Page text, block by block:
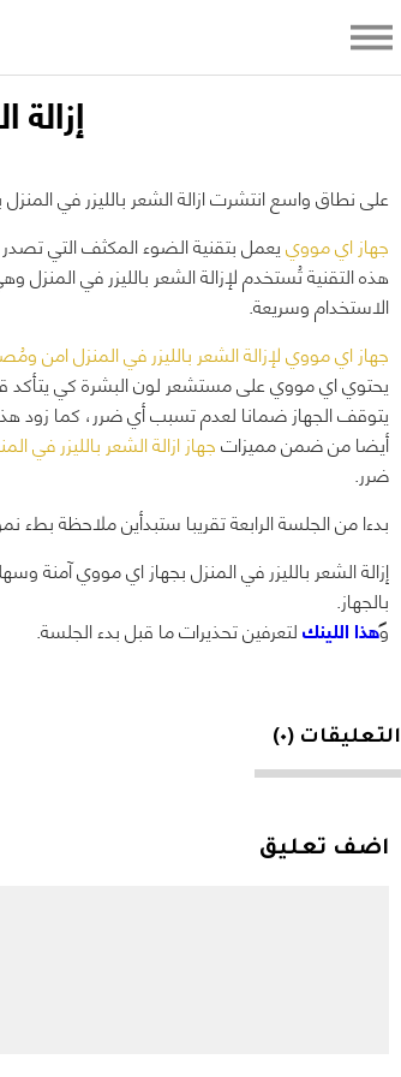
على نطاق واسع انتشرت ازالة الشعر بالليزر في
جهاز اي مووييعمل بتقنية الضوء المكثف التي
هذه التقنية تُستخدم لإزالة الشعر بالليزر في
الاستخدام وسريعة.
جهاز اي مووي لإزالة الشعر بالليزر في المنزل امن
يحتوي اي مووي على مستشعر لون البشرة كي يتأكد
يتوقف الجهاز ضمانا لعدم تسبب أي ضرر، كما زود هذا
أيضا من ضمن مميزاتجهاز ازالة الشعر بالليزر في
ضرر.
بدءا من الجلسة الرابعة تقريبا ستبدأين ملاحظة
إزالة الشعر بالليزر في المنزل بجهاز اي مووي آمنة
بالجهاز.
وهذا اللينكلتعرفين تحذيرات ما قبل بدء الجلسة.
التعليقات (٠)
اضف تعليق